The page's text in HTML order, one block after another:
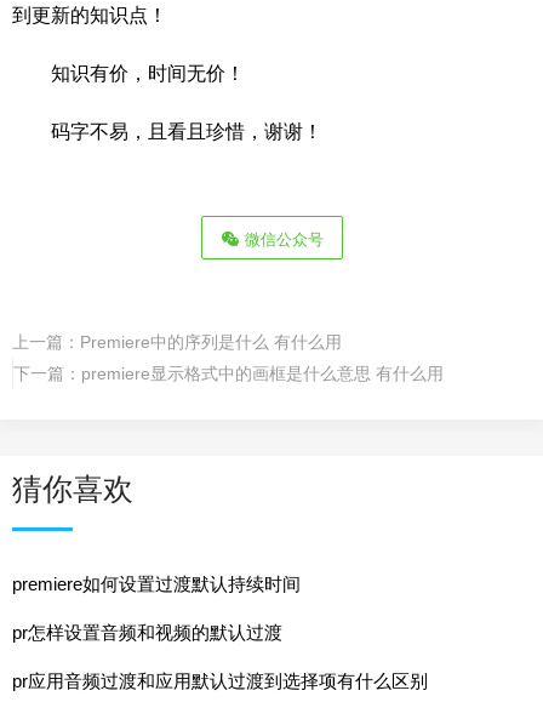
到更新的知识点！
知识有价，时间无价！
码字不易，且 看且珍惜，谢谢！
微信公众号
上一篇： Premiere中的序列是什么 有什么用
下一篇： premiere显示格式中的画框是什么意思 有什么用
猜你喜欢
premiere如何设置过渡默认持续时间
pr怎样设置音频和视频的默认过渡
pr应用音频过渡和应用默认过渡到选择项有什么区别